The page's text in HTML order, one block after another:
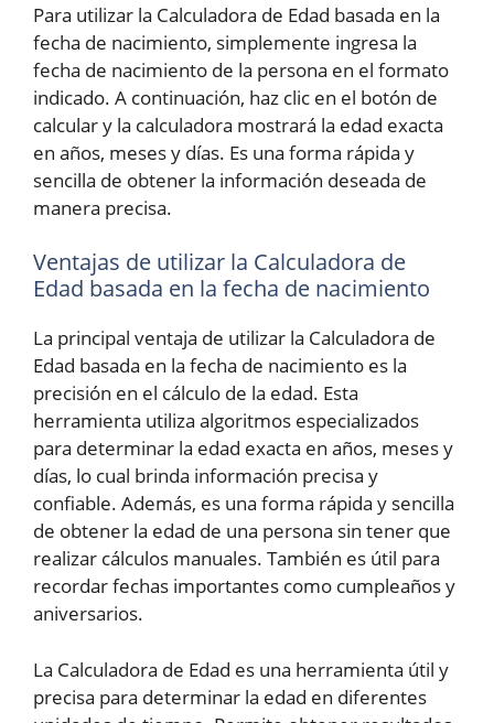
Para utilizar la Calculadora de Edad basada en la
fecha de nacimiento, simplemente ingresa la
fecha de nacimiento de la persona en el formato
indicado. A continuación, haz clic en el botón de
calcular y la calculadora mostrará la edad exacta
en años, meses y días. Es una forma rápida y
sencilla de obtener la información deseada de
manera precisa.
Ventajas de utilizar la Calculadora de
Edad basada en la fecha de nacimiento
La principal ventaja de utilizar la Calculadora de
Edad basada en la fecha de nacimiento es la
precisión en el cálculo de la edad. Esta
herramienta utiliza algoritmos especializados
para determinar la edad exacta en años, meses y
días, lo cual brinda información precisa y
confiable. Además, es una forma rápida y sencilla
de obtener la edad de una persona sin tener que
realizar cálculos manuales. También es útil para
recordar fechas importantes como cumpleaños y
aniversarios.
La Calculadora de Edad es una herramienta útil y
precisa para determinar la edad en diferentes